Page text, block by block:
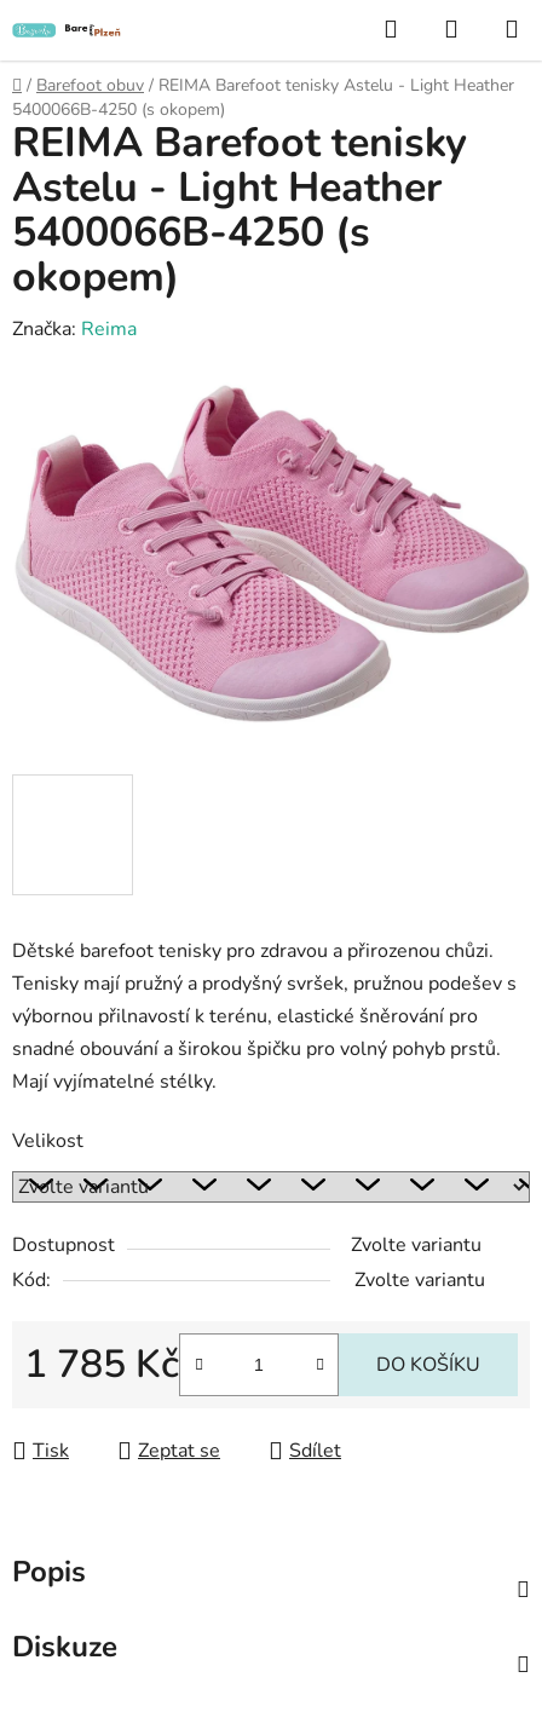
na
obsah
Hledat
KOŠÍK
Domů
/ Barefoot obuv / REIMA Barefoot tenisky Astelu - Light Heather
5400066B-4250 (s okopem)
Dětské barefoot tenisky pro zdravou a přirozenou chůzi.
Tenisky mají pružný a prodyšný svršek, pružnou podešev s
výbornou přilnavostí k terénu, elastické šněrování pro
snadné obouvání a širokou špičku pro volný pohyb prstů.
Mají vyjímatelné stélky.
Velikost
Dostupnost
Zvolte variantu
Kód:
Zvolte variantu
1 785 Kč DO KOŠÍKU
Tisk Zeptat se Sdílet
REIMA Barefoot tenisky
Astelu - Light Heather
5400066B-4250 (s
okopem)
Značka: Reima
Popis
Diskuze